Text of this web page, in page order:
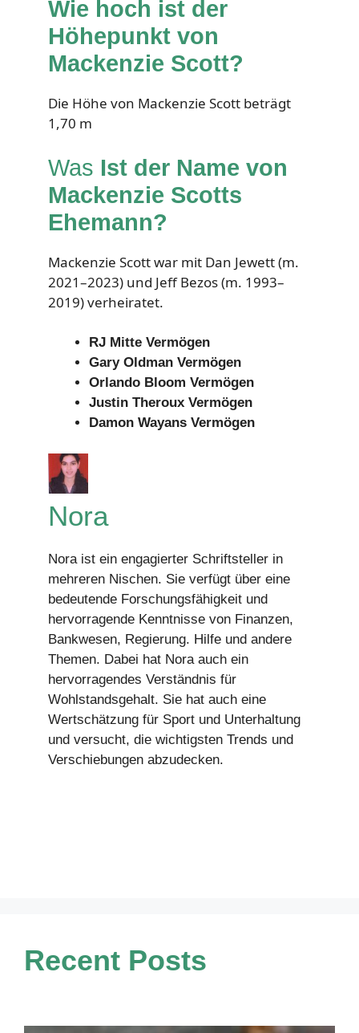
Wie hoch ist der
Höhepunkt von
Mackenzie Scott?
Die Höhe von Mackenzie Scott beträgt
1,70 m
Was Ist der Name von
Mackenzie Scotts
Ehemann?
Mackenzie Scott war mit Dan Jewett (m.
2021–2023) und Jeff Bezos (m. 1993–
2019) verheiratet.
RJ Mitte Vermögen
Gary Oldman Vermögen
Orlando Bloom Vermögen
Justin Theroux Vermögen
Damon Wayans Vermögen
Nora
Nora ist ein engagierter Schriftsteller in
mehreren Nischen. Sie verfügt über eine
bedeutende Forschungsfähigkeit und
hervorragende Kenntnisse von Finanzen,
Bankwesen, Regierung. Hilfe und andere
Themen. Dabei hat Nora auch ein
hervorragendes Verständnis für
Wohlstandsgehalt. Sie hat auch eine
Wertschätzung für Sport und Unterhaltung
und versucht, die wichtigsten Trends und
Verschiebungen abzudecken.
Recent Posts